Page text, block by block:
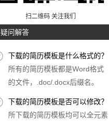
扫二维码 关注我们
疑问解答
下载的简历模板是什么格式的？
所有的简历模板都是Word格式
的文件，.doc/.docx后缀名。
下载的简历模板是否可以修改？
所下载的简历模板均可以全元素